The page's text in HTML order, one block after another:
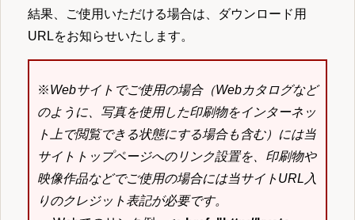
結果、ご使用いただける場合は、ダウンロード用
URLをお知らせいたします。
※Webサイトでご使用の場合（Webカタログなど
のように、写真を使用した印刷物をインターネッ
ト上で閲覧できる状態にする場合も含む）には当
サイトトップページへのリンク設置を、印刷物や
映像作品などでご使用の場合には当サイトURL入
りのクレジット表記が必要です。